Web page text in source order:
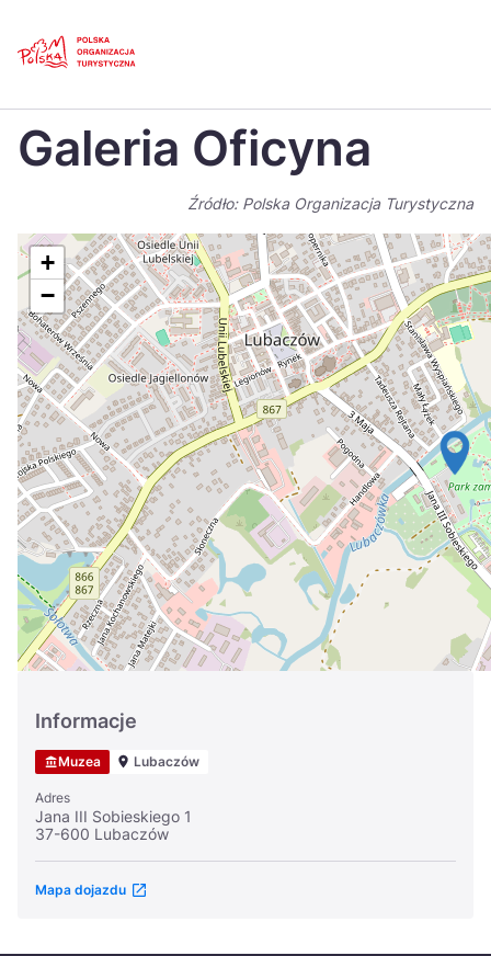
Polski
Español
Italiano
Nederlands 日本
Português
Suomi
Україна
Zamknij
Galeria Oficyna
Źródło: Polska Organizacja Turystyczna
+
−
Informacje
Muzea Lubaczów
Adres
Jana III Sobieskiego 1
37-600 Lubaczów
Mapa dojazdu